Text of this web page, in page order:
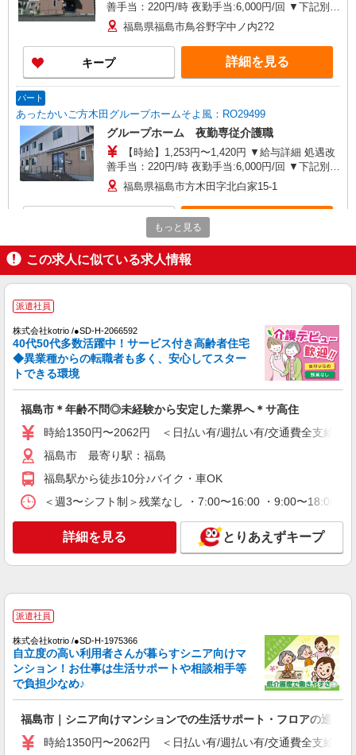
善手当：220円/時 夜勤手当:6,000円/回 ▼下記別途
支給 通勤手当 年末年始手当：380円/時 寸志あ
り：年2回（6月・12月） ※業績による ※処遇改
善手当は試用期間中(3ヶ月)は支給なし
福島県福島市鳥谷野字中ノ内2?2
キープ 詳細を見る
パート
あったかいご方木田グループホームそよ風：RO29499
グループホーム 夜勤専従介護職
【時給】1,253円〜1,420円 ▼給与詳細 処遇改
善手当：220円/時 夜勤手当:6,000円/回 ▼下記別途
支給 通勤手当 年末年始手当：380円/時 寸志あ
り：年2回（6月・12月） ※業績による ※処遇改
善手当は試用期間中(3ヶ月)は支給なし
福島県福島市方木田字北白家15-1
パート
あったかいご方木田グループホームそよ風：RO10464
善手当：200〜200円/時 ▼下記別途支給 通勤手当
年末年始手当：380円/時 寸志あり：年2回（6月・
12月） ※業績による ※処遇改善手当は試用期間
福島県福島市方木田字北白家15-1
詳細を見る
契約社員
あったかいごとやのグループホームそよ風：RO15057
グループホーム 介護スタッフ
【月給】243,596円〜255,920円 ▼給与詳細 処
遇改善手当：35,920円 夜勤手当：30,000円（5回
分） ※6回目以降は1回6,000円支給 ▼下記別途支
年2回（6月・12月） ※業績による 特別報酬：平
均26.6万円（最高額109万円） ※2025年6月支給実
績 ※処遇改善手当は試用期間中(3ヶ月)は支給なし
福島県福島市鳥谷野字中ノ内2?2
キープ 詳細を見る
あったかいごとやのグループホームそよ風：RO10458
善手当：200〜200円/時 ▼下記別途支給 通勤手当
年末年始手当：380円/時 寸志あり：年2回（6月・
12月） ※業績による ※処遇改善手当は試用期間
福島県福島市鳥谷野字中ノ内2?2
キープ 詳細を見る
派遣社員
もっと見る
この求人に似ている求人情報
派遣社員
株式会社kotrio /●SD-H-2066592
40代50代多数活躍中！サービス付き高齢者住宅
◆異業種からの転職者も多く、安心してスター
トできる環境
福島市＊年齢不問◎未経験から安定した業界へ＊サ高住
時給1350円〜2062円 ＜日払い有/週払い有/交通費全支給(ガ
福島市 最寄り駅：福島
福島駅から徒歩10分♪バイク・車OK
＜週3〜シフト制＞残業なし ・7:00〜16:00 ・9:00〜
詳細を見る とりあえずキープ
派遣社員
株式会社kotrio /●SD-H-1975366
自立度の高い利用者さんが暮らすシニア向けマ
ンション！お仕事は生活サポートや相談相手等
で負担少なめ♪
福島市｜シニア向けマンションでの生活サポート・フロアの巡回
時給1350円〜2062円 ＜日払い有/週払い有/交通費全支給(ガ